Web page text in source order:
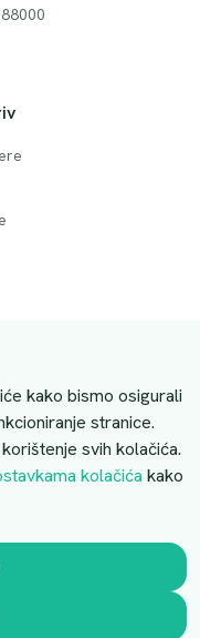
kako bismo osigurali
stranice.
svih kolačića.
kolačića kako